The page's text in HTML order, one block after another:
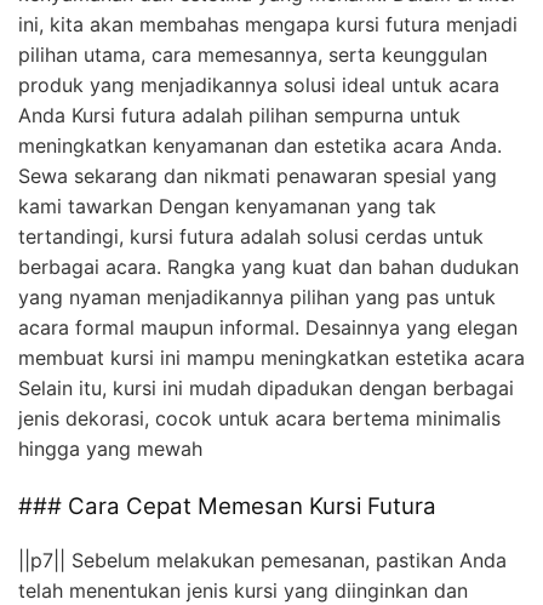
ini, kita akan membahas mengapa kursi futura menjadi
pilihan utama, cara memesannya, serta keunggulan
produk yang menjadikannya solusi ideal untuk acara
Anda Kursi futura adalah pilihan sempurna untuk
meningkatkan kenyamanan dan estetika acara Anda.
Sewa sekarang dan nikmati penawaran spesial yang
kami tawarkan Dengan kenyamanan yang tak
tertandingi, kursi futura adalah solusi cerdas untuk
berbagai acara. Rangka yang kuat dan bahan dudukan
yang nyaman menjadikannya pilihan yang pas untuk
acara formal maupun informal. Desainnya yang elegan
membuat kursi ini mampu meningkatkan estetika acara
Selain itu, kursi ini mudah dipadukan dengan berbagai
jenis dekorasi, cocok untuk acara bertema minimalis
hingga yang mewah
### Cara Cepat Memesan Kursi Futura
||p7|| Sebelum melakukan pemesanan, pastikan Anda
telah menentukan jenis kursi yang diinginkan dan